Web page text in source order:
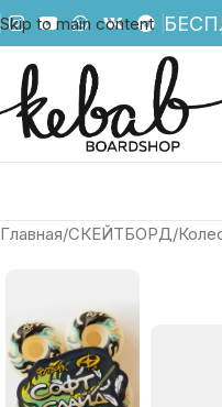
Skip to main content
Главная СКЕЙТБОРД